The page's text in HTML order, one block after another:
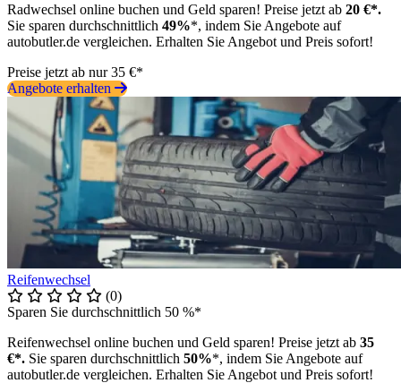
Radwechsel online buchen und Geld sparen! Preise jetzt ab 20 €*.
Sie sparen durchschnittlich 49%*, indem Sie Angebote auf
autobutler.de vergleichen. Erhalten Sie Angebot und Preis sofort!
Preise jetzt ab nur 35 €*
Angebote erhalten
Reifenwechsel
(0)
Sparen Sie durchschnittlich 50 %*
Reifenwechsel online buchen und Geld sparen! Preise jetzt ab 35
€*. Sie sparen durchschnittlich 50%*, indem Sie Angebote auf
autobutler.de vergleichen. Erhalten Sie Angebot und Preis sofort!